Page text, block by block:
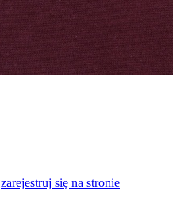
zarejestruj się na stronie